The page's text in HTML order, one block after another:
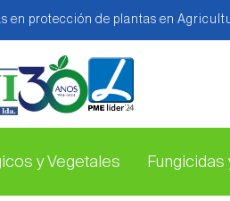
en protección de plantas en
y Vegetales Fungicidas